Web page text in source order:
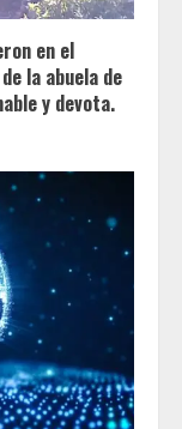
en el
la abuela de
y devota.